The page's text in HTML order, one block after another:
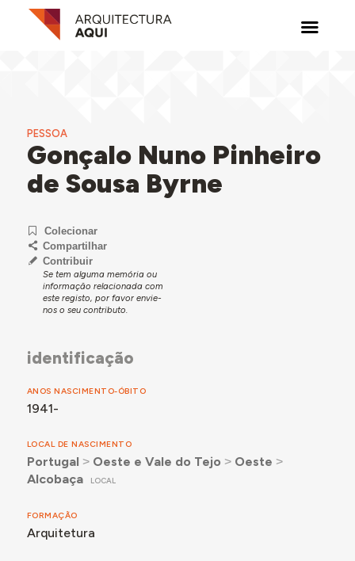
PESSOA
Gonçalo Nuno Pinheiro
de Sousa Byrne
Colecionar
Compartilhar
Contribuir
Se tem alguma memória ou
informação relacionada com
este registo, por favor envie-
nos o seu contributo.
identificação
ANOS NASCIMENTO-ÓBITO
1941-
LOCAL DE NASCIMENTO
Portugal ˃ Oeste e Vale do Tejo ˃ Oeste ˃
Alcobaça
LOCAL
FORMAÇÃO
Arquitetura